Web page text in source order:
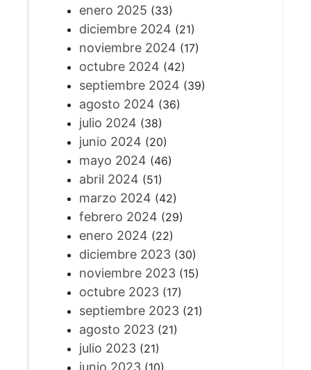
enero 2025 (33)
diciembre 2024 (21)
noviembre 2024 (17)
octubre 2024 (42)
septiembre 2024 (39)
agosto 2024 (36)
julio 2024 (38)
junio 2024 (20)
mayo 2024 (46)
abril 2024 (51)
marzo 2024 (42)
febrero 2024 (29)
enero 2024 (22)
diciembre 2023(30)
noviembre 2023(15)
octubre 2023(17)
septiembre 2023(21)
agosto 2023(21)
julio 2023(21)